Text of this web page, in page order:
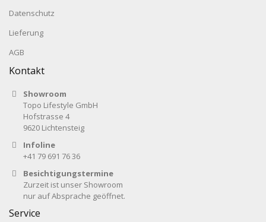
Datenschutz
Lieferung
AGB
Kontakt
Showroom
Topo Lifestyle GmbH
Hofstrasse 4
9620 Lichtensteig
Infoline
+41 79 691 76 36
Besichtigungstermine
Zurzeit ist unser Showroom
nur auf Absprache geöffnet.
Service